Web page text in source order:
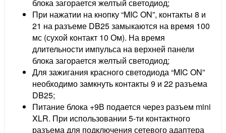
блока загорается желтый светодиод;
При нажатии на кнопку “MIC ON”, контакты 8 и
21 на разъеме DB25 замыкаются на время 100
мс (сухой контакт 10 Ом). На время
длительности импульса на верхней панели
блока загорается желтый светодиод;
Для зажигания красного светодиода “MIC ON”
необходимо замкнуть контакты 9 и 22 разъема
DB25;
Питание блока +9В подается через разъем mini
XLR. При использовании 5-ти контактного
разъема для подключения сетевого адаптера